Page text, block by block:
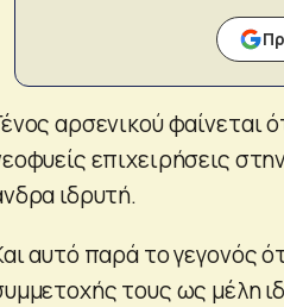
αρσενικού φαίνεται
επιχειρήσεις
ιδρυτή.
αυτό παρά το γεγονός
τους ως μέλη